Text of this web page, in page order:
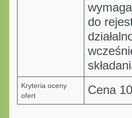
do
Kryteria oceny
ofert
Cena